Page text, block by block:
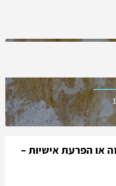
או הפרעת אישיות –